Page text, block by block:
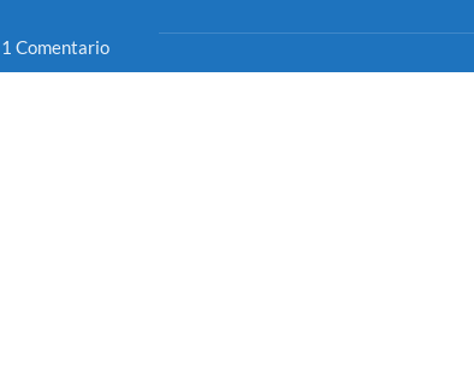
1 Comentario